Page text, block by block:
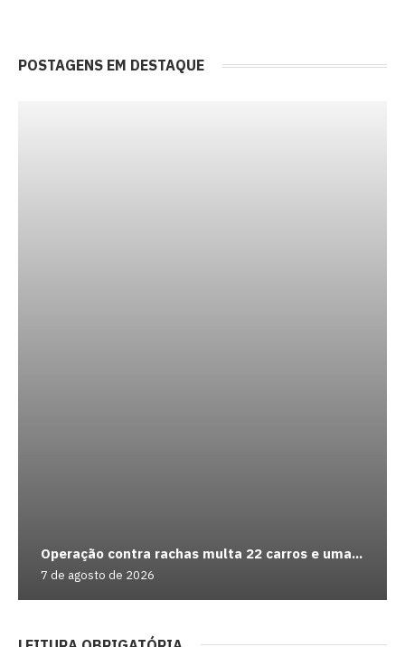
POSTAGENS EM DESTAQUE
Operação contra rachas multa 22 carros e uma...
7 de agosto de 2026